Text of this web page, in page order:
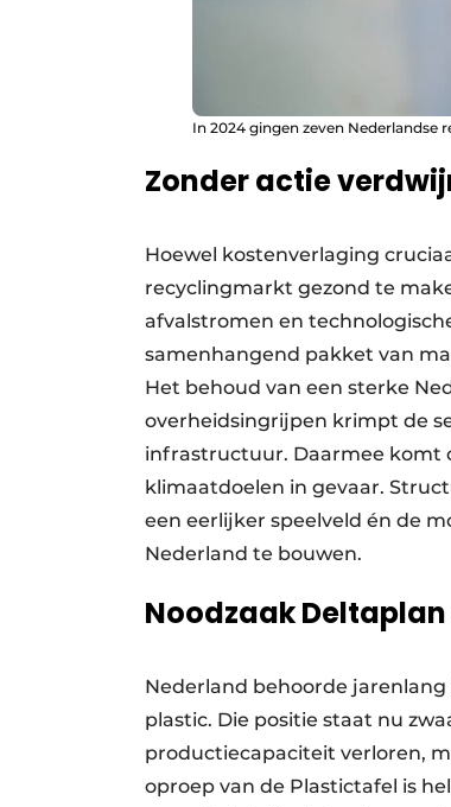
In 2024 gingen zeven Nederlandse
Zonder actie
Hoewel kostenverlaging
recyclingmarkt gezond te
afvalstromen en
samenhangend pakket van
Het behoud van een sterke
overheidsingrijpen krimpt de
infrastructuur. Daarmee komt
klimaatdoelen in gevaar.
een eerlijker speelveld én de
Nederland te bouwen.
Noodzaak
Nederland behoorde
plastic. Die positie staat nu
productiecapaciteit verloren,
oproep van de Plastictafel is